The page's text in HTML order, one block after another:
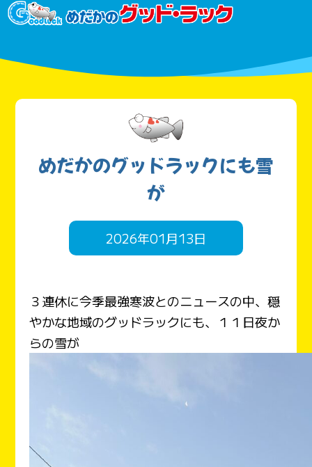
めだかのグッドラックにも雪
が
2026年01月13日
３連休に今季最強寒波とのニュースの中、穏
やかな地域のグッドラックにも、１１日夜か
らの雪が